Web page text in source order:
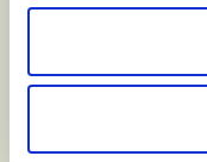
Posílejte mi na
zákona č. 101/